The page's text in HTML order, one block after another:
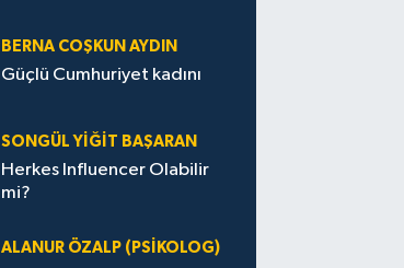
BERNA COŞKUN AYDIN
Güçlü Cumhuriyet kadını
SONGÜL YIĞIT BAŞARAN
Herkes Influencer Olabilir
mi?
ALANUR ÖZALP (PSIKOLOG)